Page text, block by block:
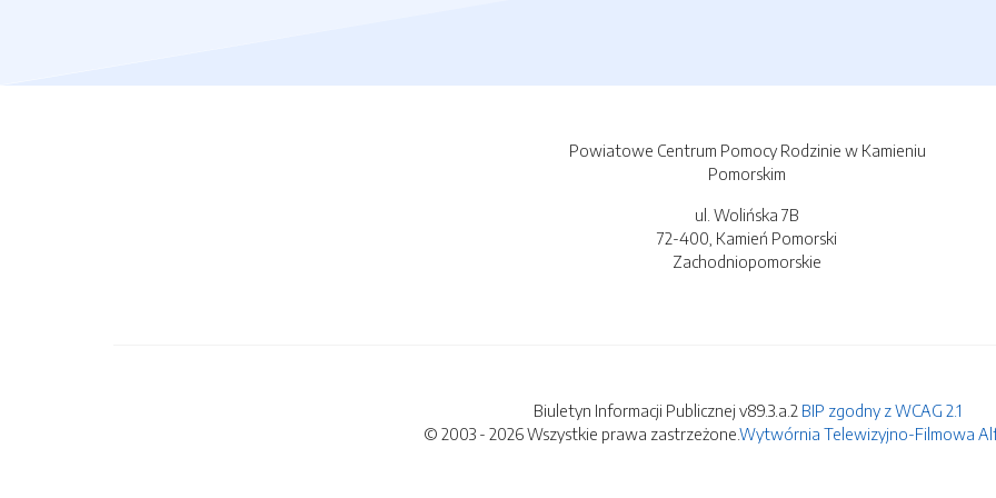
Powiatowe Centrum Pomocy Rodzinie w Kamieniu
Pomorskim
ul. Wolińska 7B
72-400, Kamień Pomorski
Zachodniopomorskie
Biuletyn Informacji Publicznej v89.3.a.2 BIP zgodny z WCAG 2.1
© 2003 - 2026 Wszystkie prawa zastrzeżone.Wytwórnia Telewizyjno-Filmowa